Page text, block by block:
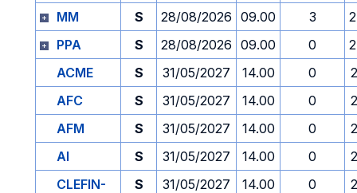
MM
S 28/08/2026 09.00 3
PPA
S 28/08/2026 09.00 0
ACME
S 31/05/2027 14.00 0
AFC
S 31/05/2027 14.00 0
AFM
S 31/05/2027 14.00 0
AI
S 31/05/2027 14.00 0
CLEFIN-
S 31/05/2027 14.00 0